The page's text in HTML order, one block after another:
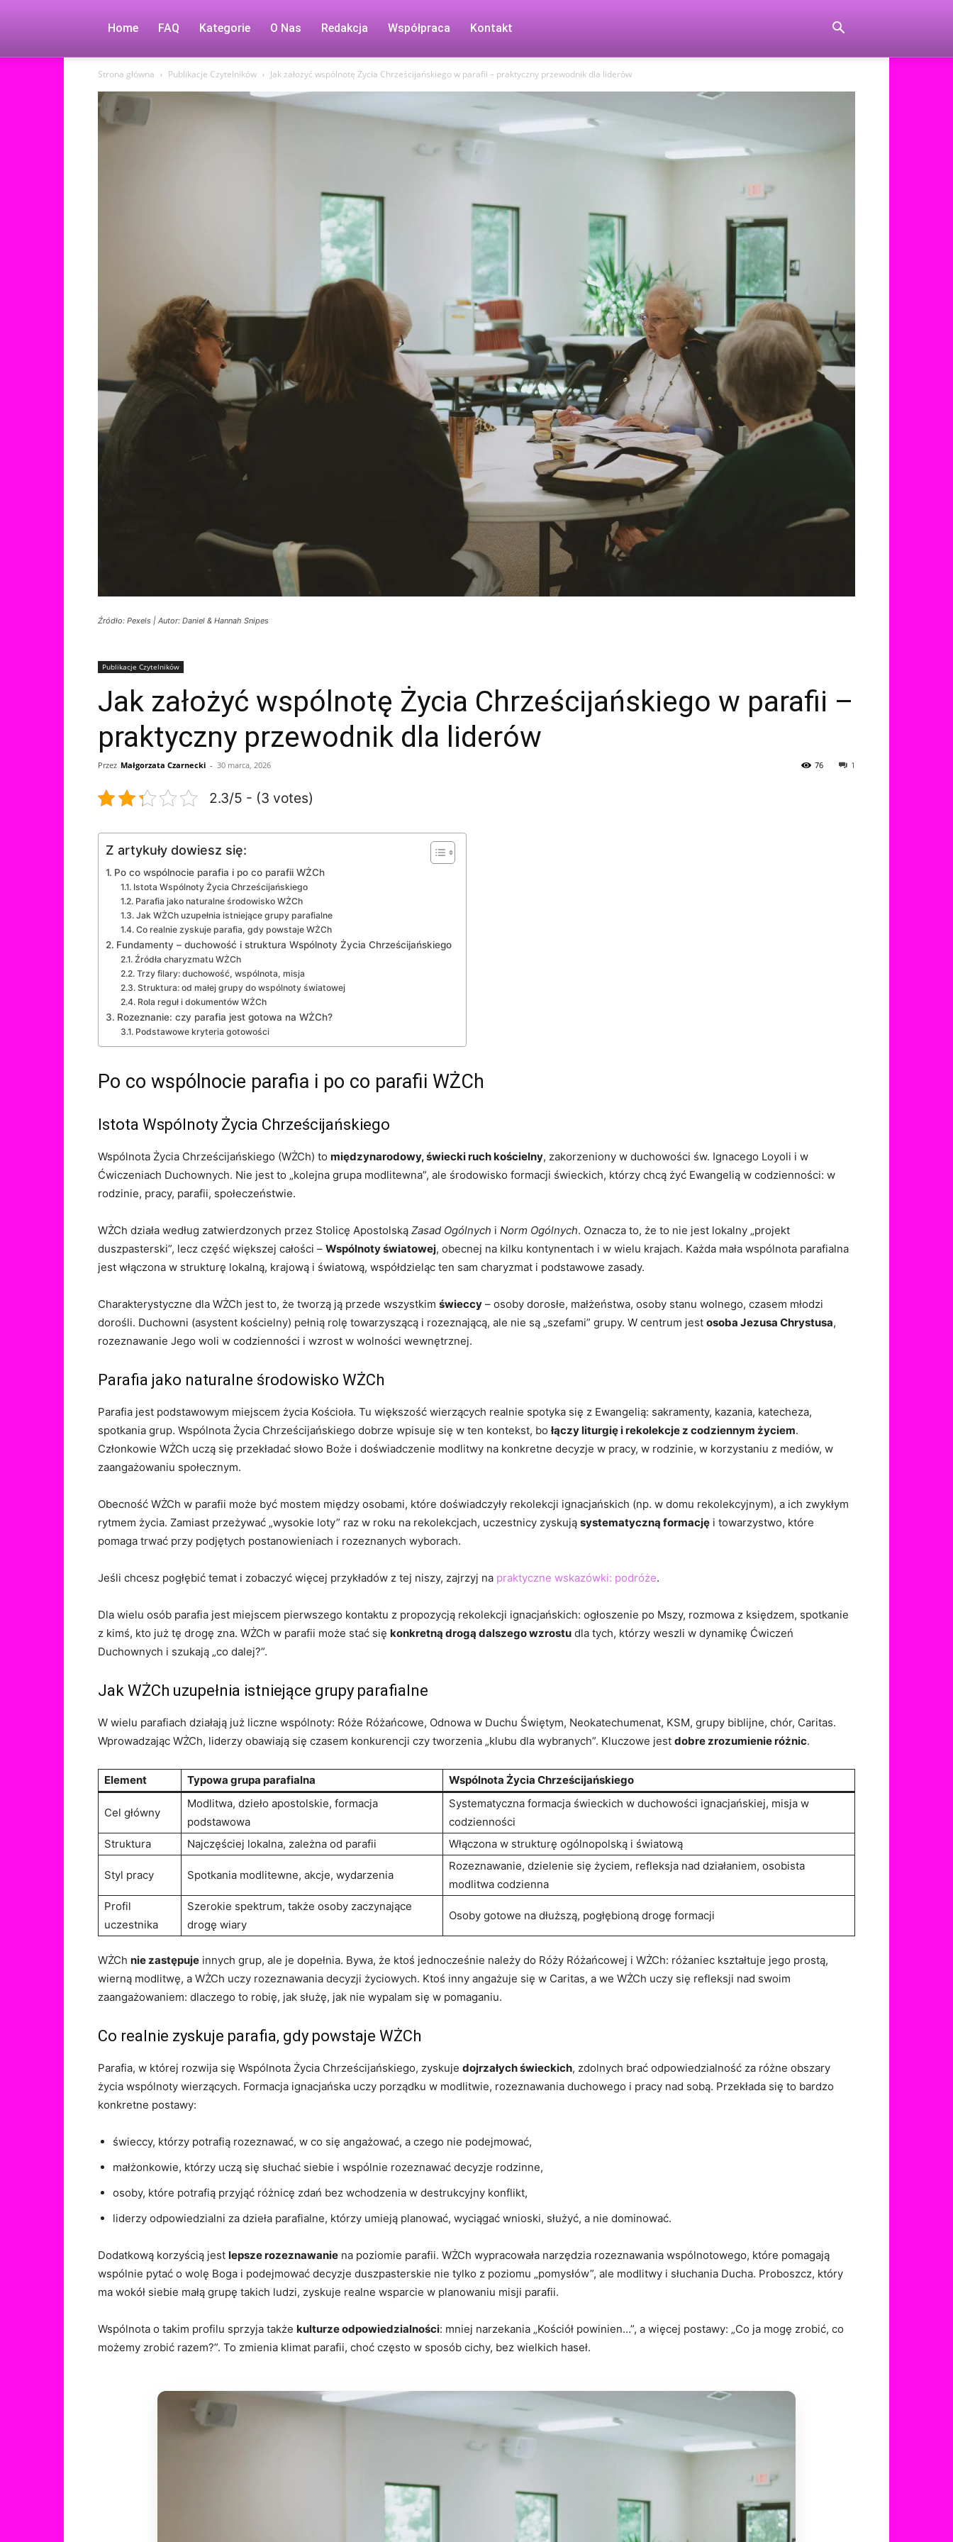
Home FAQ Kategorie O Nas Redakcja Współpraca Kontakt
Strona główna Publikacje Czytelników Jak założyć wspólnotę Życia Chrześcijańskiego w parafii – praktyczny przewodnik dla liderów
Źródło: Pexels | Autor: Daniel & Hannah Snipes
Publikacje Czytelników
Jak założyć wspólnotę Życia Chrześcijańskiego w parafii –
praktyczny przewodnik dla liderów
Przez Małgorzata Czarnecki - 30 marca, 2026 1
76
2.3/5 - (3 votes)
Z artykuły dowiesz się:
Po co wspólnocie parafia i po co parafii WŻCh
Istota Wspólnoty Życia Chrześcijańskiego
Parafia jako naturalne środowisko WŻCh
Jak WŻCh uzupełnia istniejące grupy parafialne
Co realnie zyskuje parafia, gdy powstaje WŻCh
Fundamenty – duchowość i struktura Wspólnoty Życia Chrześcijańskiego
Źródła charyzmatu WŻCh
Trzy filary: duchowość, wspólnota, misja
Struktura: od małej grupy do wspólnoty światowej
Rola reguł i dokumentów WŻCh
Rozeznanie: czy parafia jest gotowa na WŻCh?
Podstawowe kryteria gotowości
Po co wspólnocie parafia i po co parafii WŻCh
Istota Wspólnoty Życia Chrześcijańskiego
Wspólnota Życia Chrześcijańskiego (WŻCh) to międzynarodowy, świecki ruch kościelny, zakorzeniony w duchowości św. Ignacego Loyoli i w
Ćwiczeniach Duchownych. Nie jest to „kolejna grupa modlitewna”, ale środowisko formacji świeckich, którzy chcą żyć Ewangelią w codzienności: w
rodzinie, pracy, parafii, społeczeństwie.
WŻCh działa według zatwierdzonych przez Stolicę Apostolską Zasad Ogólnych i Norm Ogólnych. Oznacza to, że to nie jest lokalny „projekt
duszpasterski”, lecz część większej całości – Wspólnoty światowej, obecnej na kilku kontynentach i w wielu krajach. Każda mała wspólnota parafialna
jest włączona w strukturę lokalną, krajową i światową, współdzieląc ten sam charyzmat i podstawowe zasady.
Charakterystyczne dla WŻCh jest to, że tworzą ją przede wszystkim świeccy – osoby dorosłe, małżeństwa, osoby stanu wolnego, czasem młodzi
dorośli. Duchowni (asystent kościelny) pełnią rolę towarzyszącą i rozeznającą, ale nie są „szefami” grupy. W centrum jest osoba Jezusa Chrystusa,
rozeznawanie Jego woli w codzienności i wzrost w wolności wewnętrznej.
Parafia jako naturalne środowisko WŻCh
Parafia jest podstawowym miejscem życia Kościoła. Tu większość wierzących realnie spotyka się z Ewangelią: sakramenty, kazania, katecheza,
spotkania grup. Wspólnota Życia Chrześcijańskiego dobrze wpisuje się w ten kontekst, bo łączy liturgię i rekolekcje z codziennym życiem.
Członkowie WŻCh uczą się przekładać słowo Boże i doświadczenie modlitwy na konkretne decyzje w pracy, w rodzinie, w korzystaniu z mediów, w
zaangażowaniu społecznym.
Obecność WŻCh w parafii może być mostem między osobami, które doświadczyły rekolekcji ignacjańskich (np. w domu rekolekcyjnym), a ich zwykłym
rytmem życia. Zamiast przeżywać „wysokie loty” raz w roku na rekolekcjach, uczestnicy zyskują systematyczną formację i towarzystwo, które
pomaga trwać przy podjętych postanowieniach i rozeznanych wyborach.
Jeśli chcesz pogłębić temat i zobaczyć więcej przykładów z tej niszy, zajrzyj na praktyczne wskazówki: podróże.
Dla wielu osób parafia jest miejscem pierwszego kontaktu z propozycją rekolekcji ignacjańskich: ogłoszenie po Mszy, rozmowa z księdzem, spotkanie
z kimś, kto już tę drogę zna. WŻCh w parafii może stać się konkretną drogą dalszego wzrostu dla tych, którzy weszli w dynamikę Ćwiczeń
Duchownych i szukają „co dalej?”.
Jak WŻCh uzupełnia istniejące grupy parafialne
W wielu parafiach działają już liczne wspólnoty: Róże Różańcowe, Odnowa w Duchu Świętym, Neokatechumenat, KSM, grupy biblijne, chór, Caritas.
Wprowadzając WŻCh, liderzy obawiają się czasem konkurencji czy tworzenia „klubu dla wybranych”. Kluczowe jest dobre zrozumienie różnic.
Element Typowa grupa parafialna Wspólnota Życia Chrześcijańskiego
Cel główny
Modlitwa, dzieło apostolskie, formacja
podstawowa
Systematyczna formacja świeckich w duchowości ignacjańskiej, misja w
codzienności
Struktura
Najczęściej lokalna, zależna od parafii Włączona w strukturę ogólnopolską i światową
Styl pracy Spotkania modlitewne, akcje, wydarzenia
Rozeznawanie, dzielenie się życiem, refleksja nad działaniem, osobista
modlitwa codzienna
Profil
uczestnika
Szerokie spektrum, także osoby zaczynające
drogę wiary
Osoby gotowe na dłuższą, pogłębioną drogę formacji
WŻCh nie zastępuje innych grup, ale je dopełnia. Bywa, że ktoś jednocześnie należy do Róży Różańcowej i WŻCh: różaniec kształtuje jego prostą,
wierną modlitwę, a WŻCh uczy rozeznawania decyzji życiowych. Ktoś inny angażuje się w Caritas, a we WŻCh uczy się refleksji nad swoim
zaangażowaniem: dlaczego to robię, jak służę, jak nie wypalam się w pomaganiu.
Co realnie zyskuje parafia, gdy powstaje WŻCh
Parafia, w której rozwija się Wspólnota Życia Chrześcijańskiego, zyskuje dojrzałych świeckich, zdolnych brać odpowiedzialność za różne obszary
życia wspólnoty wierzących. Formacja ignacjańska uczy porządku w modlitwie, rozeznawania duchowego i pracy nad sobą. Przekłada się to bardzo
konkretne postawy:
świeccy, którzy potrafią rozeznawać, w co się angażować, a czego nie podejmować,
małżonkowie, którzy uczą się słuchać siebie i wspólnie rozeznawać decyzje rodzinne,
osoby, które potrafią przyjąć różnicę zdań bez wchodzenia w destrukcyjny konflikt,
liderzy odpowiedzialni za dzieła parafialne, którzy umieją planować, wyciągać wnioski, służyć, a nie dominować.
Dodatkową korzyścią jest lepsze rozeznawanie na poziomie parafii. WŻCh wypracowała narzędzia rozeznawania wspólnotowego, które pomagają
wspólnie pytać o wolę Boga i podejmować decyzje duszpasterskie nie tylko z poziomu „pomysłów”, ale modlitwy i słuchania Ducha. Proboszcz, który
ma wokół siebie małą grupę takich ludzi, zyskuje realne wsparcie w planowaniu misji parafii.
Wspólnota o takim profilu sprzyja także kulturze odpowiedzialności: mniej narzekania „Kościół powinien…”, a więcej postawy: „Co ja mogę zrobić, co
możemy zrobić razem?”. To zmienia klimat parafii, choć często w sposób cichy, bez wielkich haseł.